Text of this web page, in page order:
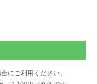
にご利用ください。